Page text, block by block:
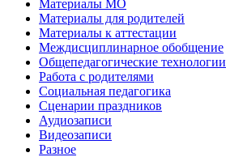
Материалы МО
Материалы для родителей
Материалы к аттестации
Междисциплинарное обобщение
Общепедагогические технологии
Работа с родителями
Социальная педагогика
Сценарии праздников
Аудиозаписи
Видеозаписи
Разное